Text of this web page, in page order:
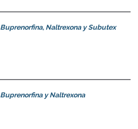
Buprenorfina, Naltrexona y Subutex
Buprenorfina y Naltrexona